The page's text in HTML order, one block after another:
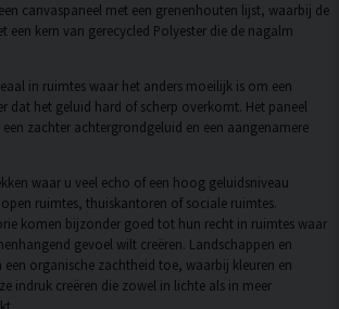
canvaspaneel met een grenenhouten lijst, waarbij de
een kern van gerecycled Polyester die de nagalm
in ruimtes waar het anders moeilijk is om een
dat het geluid hard of scherp overkomt. Het paneel
zachter achtergrondgeluid en een aangenamere
waar u veel echo of een hoog geluidsniveau
ruimtes, thuiskantoren of sociale ruimtes.
komen bijzonder goed tot hun recht in ruimtes waar
gevoel wilt creëren. Landschappen en
organische zachtheid toe, waarbij kleuren en
indruk creëren die zowel in lichte als in meer